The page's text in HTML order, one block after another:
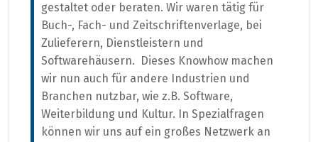
gestaltet oder beraten. Wir waren tätig für
Buch-, Fach- und Zeitschriftenverlage, bei
Zulieferern, Dienstleistern und
Softwarehäusern. Dieses Knowhow machen
wir nun auch für andere Industrien und
Branchen nutzbar, wie z.B. Software,
Weiterbildung und Kultur. In Spezialfragen
können wir uns auf ein großes Netzwerk an